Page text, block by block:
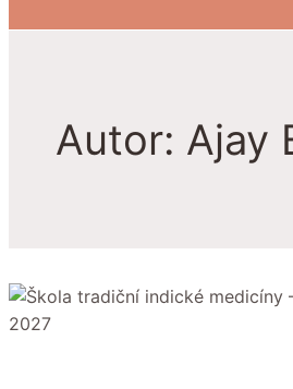
Autor: Ajay